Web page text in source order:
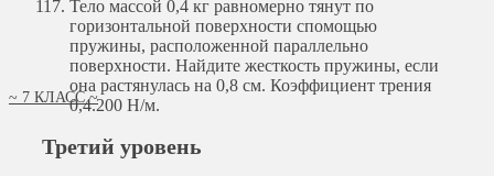
~ 7 КЛАСС ~
Тело массой 0,4 кг равномерно тянут по
горизонтальной поверхности спомощью
пружины, расположенной параллельно
поверхности. Найдите жесткость пружины, если
она растянулась на 0,8 см. Коэффициент трения
0,4.200 Н/м.
Третий уровень